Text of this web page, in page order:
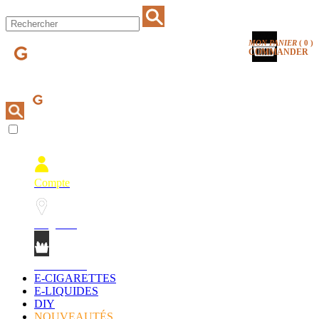
MON PANIER ( 0 )
COMMANDER
Compte
E-CIGARETTES
E-LIQUIDES
DIY
NOUVEAUTÉS